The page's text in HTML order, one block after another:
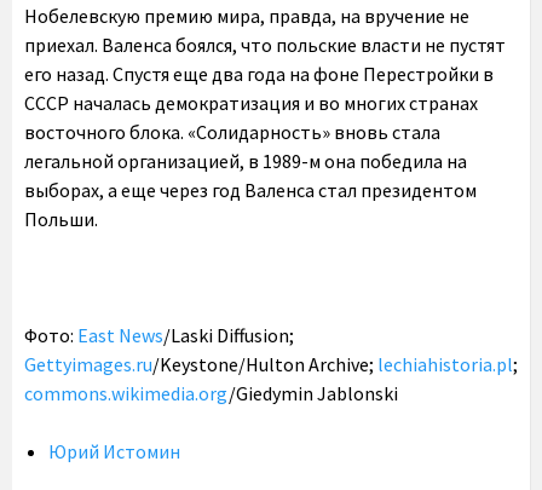
Нобелевскую премию мира, правда, на вручение не
приехал. Валенса боялся, что польские власти не пустят
его назад. Спустя еще два года на фоне Перестройки в
СССР началась демократизация и во многих странах
восточного блока. «Солидарность» вновь стала
легальной организацией, в 1989-м она победила на
выборах, а еще через год Валенса стал президентом
Польши.
Фото: East News/Laski Diffusion;
Gettyimages.ru/Keystone/Hulton Archive; lechiahistoria.pl;
commons.wikimedia.org/Giedymin Jablonski
Юрий Истомин